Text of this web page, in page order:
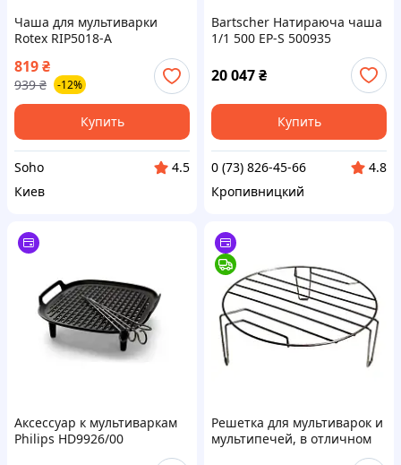
Чаша для мультиварки
Rotex RIP5018-A
819₴
939 ₴ -12%
Купить
Soho
4.5
Киев
Bartscher Натираюча чаша
1/1 500 EP-S 500935
20 047₴
Купить
0 (73) 826-45-66
4.8
Кропивницкий
Аксессуар к мультиваркам
Philips HD9926/00
Решетка для мультиварок и
мультипечей, в отличном